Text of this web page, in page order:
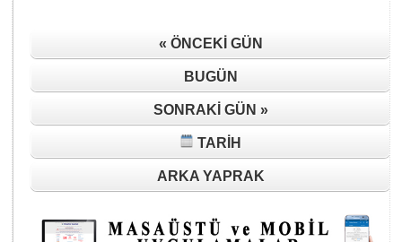
« ÖNCEKI GÜN
BUGÜN
SONRAKI GÜN »
TARIH
ARKA YAPRAK